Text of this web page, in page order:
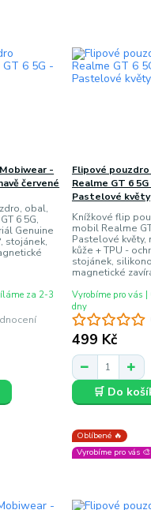
-
červené
obal,
6 5G,
Genuine
stojánek,
za 2-3
Flipové
Realme GT 6
Pastelové květy
Knížkové flip
mobil Realme
Pastelové květy,
kůže + TPU -
stojánek,
magnetické
499 Kč
Vyrobíme pro vás
dny
🛒 Do
Oblíbené 🔥
Vyrobíme pro vás 🎨